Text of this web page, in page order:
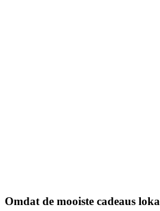
Omdat de mooiste cadeaus